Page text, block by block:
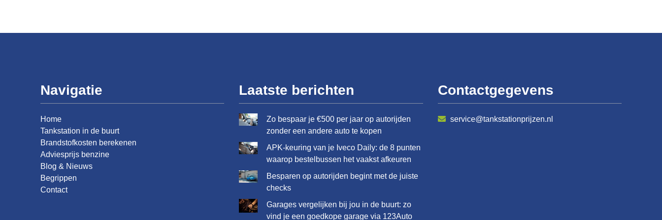
Navigatie
Home
Tankstation in de buurt
Brandstofkosten berekenen
Adviesprijs benzine
Blog & Nieuws
Begrippen
Contact
Laatste berichten
Zo bespaar je €500 per jaar op autorijden
zonder een andere auto te kopen
APK-keuring van je Iveco Daily: de 8 punten
waarop bestelbussen het vaakst afkeuren
Besparen op autorijden begint met de juiste
checks
Garages vergelijken bij jou in de buurt: zo
vind je een goedkope garage via 123Auto
Contactgegevens
service@tankstationprijzen.nl